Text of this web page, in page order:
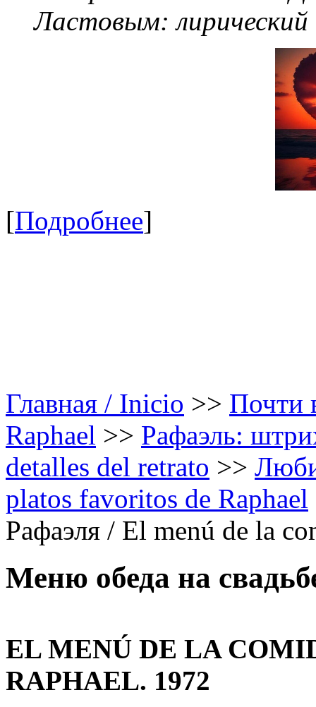
Ластовым:
[Подробнее]
Главная / Inicio >> Почти
Raphael >> Рафаэль:
detalles del retrato >>
platos favoritos de Raphael
Рафаэля / El menú de la
Меню обеда на
EL MENÚ DE LA
RAPHAEL. 1972